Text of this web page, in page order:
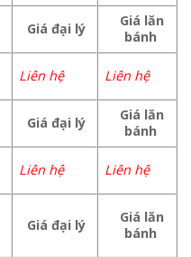
Giá đại lý
Giá lăn
bánh
Liên hệ Liên hệ
Giá đại lý
Giá lăn
bánh
Liên hệ Liên hệ
Giá đại lý
Giá lăn
bánh